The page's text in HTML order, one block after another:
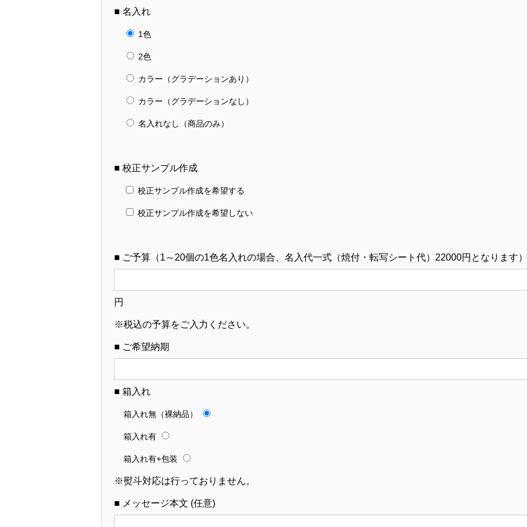
■ 名入れ
1色
2色
カラー（グラデーションあり）
カラー（グラデーションなし）
名入れなし（商品のみ）
■ 校正サンプル作成
校正サンプル作成を希望する
校正サンプル作成を希望しない
■ ご予算（1～20個の1色名入れの場合、名入代一式（焼付・転写シート代）22000円となります）
円
※税込の予算をご入力ください。
■ ご希望納期
■ 箱入れ
箱入れ無（裸納品）
箱入れ有
箱入れ有+包装
※熨斗対応は行っておりません。
■ メッセージ本文 (任意)